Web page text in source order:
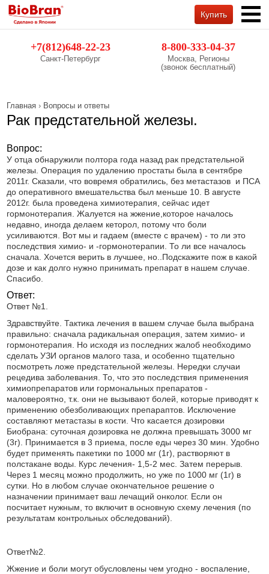
+7(812)648-22-23
Санкт-Петербург
8-800-333-04-37
Москва, Регионы
(звонок бесплатный)
Купить
Главная › Вопросы и ответы
Рак предстательной железы.
Вопрос:
У отца обнаружили полтора года назад рак предстательной
железы. Операция по удалению простаты была в сентябре
2011г. Сказали, что вовремя обратились, без метастазов и ПСА
до оперативного вмешательства был меньше 10. В августе
2012г. была проведена химиотерапия, сейчас идет
гормонотерапия. Жалуется на жжение,которое началось
недавно, иногда делаем кеторол, потому что боли
усиливаются. Вот мы и гадаем (вместе с врачем) - то ли это
последствия химио- и -гормонотерапии. То ли все началось
сначала. Хочется верить в лучшее, но..Подскажите пож в какой
дозе и как долго нужно принимать препарат в нашем случае.
Спасибо.
Ответ:
Ответ №1.
Здравствуйте. Тактика лечения в вашем случае была выбрана
правильно: сначала радикальная операция, затем химио- и
гормонотерапия. Но исходя из последних жалоб необходимо
сделать УЗИ органов малого таза, и особенно тщательно
посмотреть ложе предстательной железы. Нередки случаи
рецедива заболевания. То, что это последствия применения
химиопрепаратов или гормональных препаратов -
маловероятно, т.к. они не вызывают болей, которые приводят к
применению обезболивающих препараптов. Исключение
составляют метастазы в кости. Что касается дозировки
Биобрана: суточная дозировка не должна превышать 3000 мг
(3г). Принимается в 3 приема, после еды через 30 мин. Удобно
будет применять пакетики по 1000 мг (1г), растворяют в
полстакане воды. Курс лечения- 1,5-2 мес. Затем перерыв.
Через 1 месяц можно продолжить, но уже по 1000 мг (1г) в
сутки. Но в любом случае окончательное решение о
назначении принимает ваш лечащий онколог. Если он
посчитает нужным, то включит в основную схему лечения (по
результатам контрольных обследований).
Ответ№2.
Жжение и боли могут обусловлены чем угодно - воспаление,